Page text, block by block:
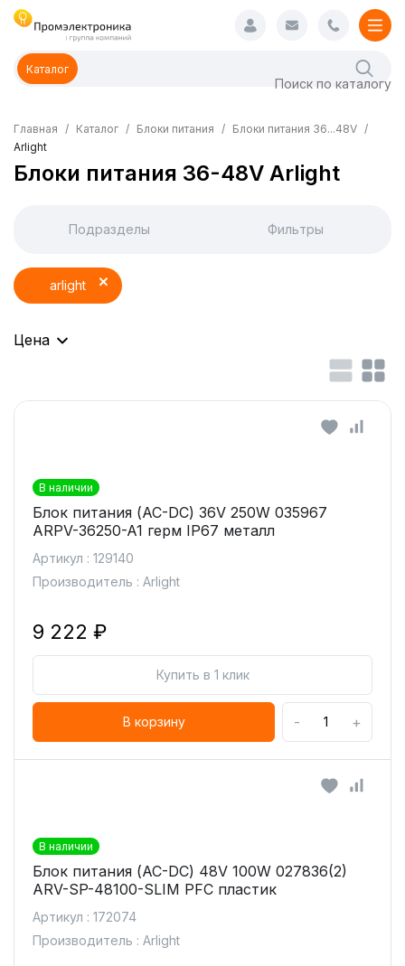
Каталог
Главная Каталог Блоки питания
Блоки питания 36...48V
Arlight
Блоки питания 36-48V Arlight
Подразделы Фильтры
arlight
Цена
В наличии
Блок питания (AC-DC) 36V 250W 035967
ARPV-36250-A1 герм IP67 металл
Артикул : 129140
Производитель : Arlight
9 222 ₽
Купить в 1 клик
В корзину - +
В наличии
Блок питания (AC-DC) 48V 100W 027836(2)
ARV-SP-48100-SLIM PFC пластик
Артикул : 172074
Производитель : Arlight